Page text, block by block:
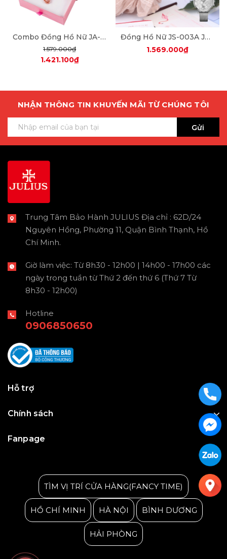
Combo Đồng Hồ Nữ JA-979 Julius + Dây Mesh + Nữ Trang ES482
1.579.000₫
1.421.100₫
Đồng Hồ Nữ JS-003A Julius Star Hàn Quốc Mặt Xà Cừ (Bạc Trắng)
1.569.000₫
NHẬN THÔNG TIN KHUYẾN MÃI TỪ CHÚNG TÔI
Gửi
Trung Tâm Bảo Hành JULIUS Địa chỉ : 62D/24
Nguyên Hồng, Phường 11, Quận Bình Thạnh, Hồ
Chí Minh.
Giờ làm việc: Từ 8h30 - 12h00 | 14h00 - 17h00 các
ngày trong tuần từ Thứ 2 đến thứ 6 (Thứ 7 Từ
8h30 - 12h00)
Hotline
0906850650
Hỗ trợ
Chính sách
Fanpage
TÌM VỊ TRÍ CỬA HÀNG(FANCY TIME)
HỒ CHÍ MINH HÀ NỘI BÌNH DƯƠNG
HẢI PHÒNG